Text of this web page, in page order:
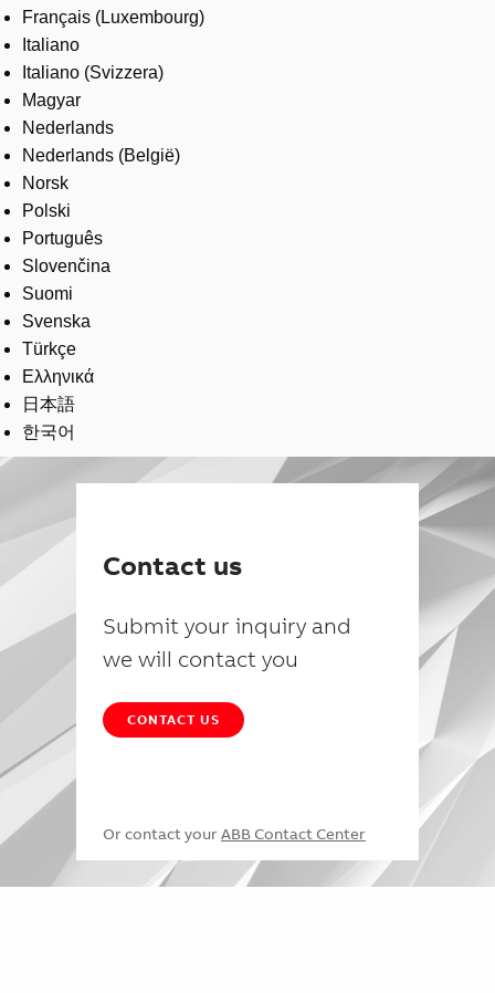
Français (Luxembourg)
Italiano
Italiano (Svizzera)
Magyar
Nederlands
Nederlands (België)
Norsk
Polski
Português
Slovenčina
Suomi
Svenska
Türkçe
Ελληνικά
日本語
한국어
Contact us
Submit your inquiry and
we will contact you
CONTACT US
Or contact your ABB Contact Center